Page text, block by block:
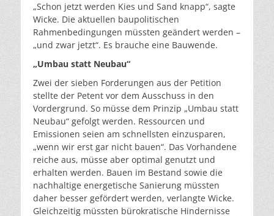
„Schon jetzt werden Kies und Sand knapp“, sagte
Wicke. Die aktuellen baupolitischen
Rahmenbedingungen müssten geändert werden –
„und zwar jetzt“. Es brauche eine Bauwende.
„Umbau statt Neubau“
Zwei der sieben Forderungen aus der Petition
stellte der Petent vor dem Ausschuss in den
Vordergrund. So müsse dem Prinzip „Umbau statt
Neubau“ gefolgt werden. Ressourcen und
Emissionen seien am schnellsten einzusparen,
„wenn wir erst gar nicht bauen“. Das Vorhandene
reiche aus, müsse aber optimal genutzt und
erhalten werden. Bauen im Bestand sowie die
nachhaltige energetische Sanierung müssten
daher besser gefördert werden, verlangte Wicke.
Gleichzeitig müssten bürokratische Hindernisse